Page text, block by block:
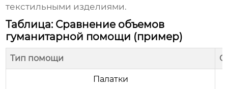
текстильными изделиями.
Таблица: Сравнение объемов
гуманитарной помощи (пример)
Тип помощи
Палатки